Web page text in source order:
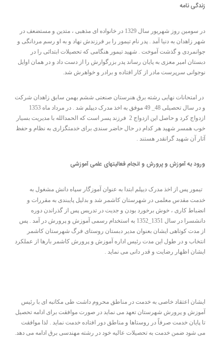
زندگی نامه
در سومین روز شهریور سال 1329 در خانواده ای مذهبی ، متدین و مستضعف در
شهر زاهدان به دنیا آمد . پدر نام تیمور را بر فرزندش نهاد و به او رسم مردانگی و
جوانمردی و گذشت آموخت . شهید تیمور هنگامی که تحصیلات ابتدائی را در
دبستان امیر معزی به پایان رساند پدر بزرگوارش را از دست داد و در همان اوایل
نوجوانی سرپرست مادر از کار افتاده و برادر و خواهرش شد.
در امتحانات نهایی رشته برق هنرستان صنعتی ششم بهمن سابق زاهدان شرکت
ازدواج کرد و حاصل این ازدواج 2 فرزند پسر است که الحمدالله با مدیریت بسیار
خوب همسر شهید هر کدام در حال حاضر سندی برای خدمتگزاری به نظام و حفظ
آثار آن شهید گرانقدر هستند .
ورود به آموزش و پرورش و انجام فعالیتهای علمی آموزشی
تیمور پس از اخذ مدرک دیپلم ابتدا به عنوان آموزگار سپاه دانش مشغول به
خدمت مقدس معلمی در شهرستان کاشمر شد و بدلیل پایبندی به مقررات و
انضباط کاری ، خوش برخورد بودن و جدیت در تدریس پس از گذراندن دوره
دانشسرا در سال 1351_1352 به استخدام رسمی آموزش و پرورش در آمد . پس
از مدت کوتاهی ایشان بعنوان مدیر دبستان روستای فرگ شهرستان کاشمر
انتخاب و در طول این مدت رئیس اداره آموزش و پرورش کاشمر بارها از عملکرد
ایشان اظهار رضایت و قدر دانی می نماید .
ایشان اعتقاد خاصی به خدمت در مناطق محروم داشت طی مکاتبه ای با رئیس
آموزش و پرورش شهرستان تعهد می نماید در صورت موافقت برای ادامه تحصیل
تا پایان خدمت صرفاً در روستاها و مناطق دور افتاده خدمت نماید . لذا موافقت
می شود ضمن خدمت به تحصیلات عالیه خود در رشته مهندسی برق ادامه می دهد.